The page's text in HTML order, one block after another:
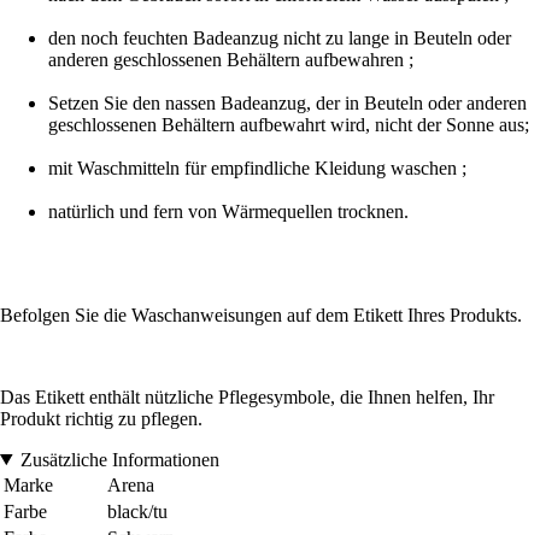
den noch feuchten Badeanzug nicht zu lange in Beuteln oder
anderen geschlossenen Behältern aufbewahren ;
Setzen Sie den nassen Badeanzug, der in Beuteln oder anderen
geschlossenen Behältern aufbewahrt wird, nicht der Sonne aus;
mit Waschmitteln für empfindliche Kleidung waschen ;
natürlich und fern von Wärmequellen trocknen.
Befolgen Sie die Waschanweisungen auf dem Etikett Ihres Produkts.
Das Etikett enthält nützliche Pflegesymbole, die Ihnen helfen, Ihr
Produkt richtig zu pflegen.
Zusätzliche Informationen
Marke
Arena
Farbe
black/tu